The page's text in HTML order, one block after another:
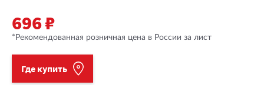
696 ₽
*Рекомендованная розничная цена в России за лист
Где купить